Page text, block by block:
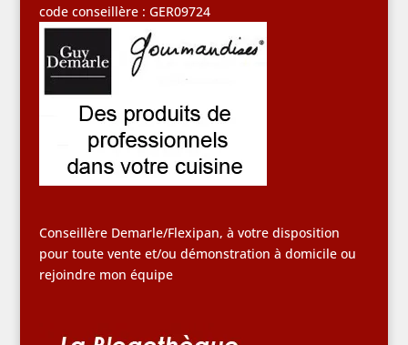
code conseillère : GER09724
Conseillère Demarle/Flexipan, à votre disposition
pour toute vente et/ou démonstration à domicile ou
rejoindre mon équipe